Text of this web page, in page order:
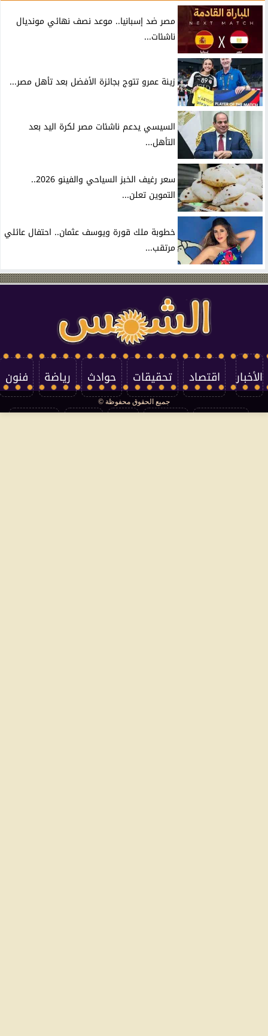
مصر ضد إسبانيا.. موعد نصف نهائي مونديال
ناشئات...
زينة عمرو تتوج بجائزة الأفضل بعد تأهل مصر...
السيسي يدعم ناشئات مصر لكرة اليد بعد
التأهل...
سعر رغيف الخبز السياحي والفينو 2026..
التموين تعلن...
خطوبة ملك قورة ويوسف عثمان.. احتفال عائلي
مرتقب...
الأخبار اقتصاد تحقيقات حوادث رياضة فنون
جميع الحقوق محفوظة ©